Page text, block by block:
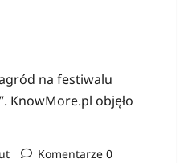
na festiwalu
KnowMore.pl objęło
Komentarze 0